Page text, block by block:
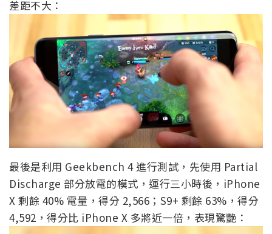
差距不大：
最後是利用 Geekbench 4 進行測試，先使用 Partial
Discharge 部分放電的模式，運行三小時後，iPhone
X 剩餘 40% 電量，得分 2,566；S9+ 剩餘 63%，得分
4,592，得分比 iPhone X 多將近一倍，表現驚艷：